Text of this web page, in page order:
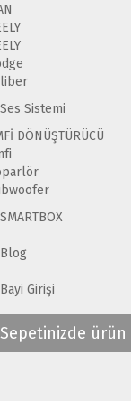
Ses Sistemi
DÖNÜŞTÜRÜCÜ
SMARTBOX
Blog
Bayi Girişi
Sepetinizde